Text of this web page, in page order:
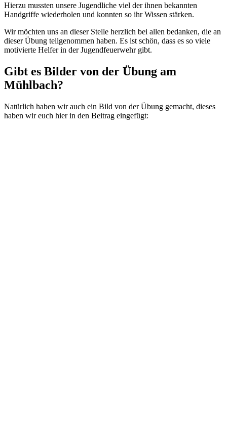
Hierzu mussten unsere Jugendliche viel der ihnen bekannten
Handgriffe wiederholen und konnten so ihr Wissen stärken.
Wir möchten uns an dieser Stelle herzlich bei allen bedanken, die an
dieser Übung teilgenommen haben. Es ist schön, dass es so viele
motivierte Helfer in der Jugendfeuerwehr gibt.
Gibt es Bilder von der Übung am
Mühlbach?
Natürlich haben wir auch ein Bild von der Übung gemacht, dieses
haben wir euch hier in den Beitrag eingefügt: